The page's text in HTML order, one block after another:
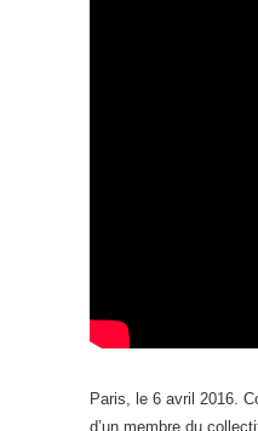
Paris, le 6 avril 2016.
d’un membre du